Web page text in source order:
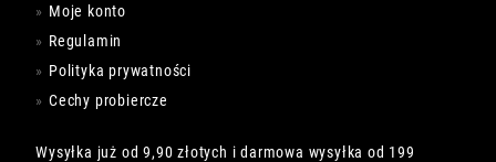
Moje konto
Regulamin
Polityka prywatności
Cechy probiercze
Wysyłka już od 9,90 złotych i darmowa wysyłka od 199